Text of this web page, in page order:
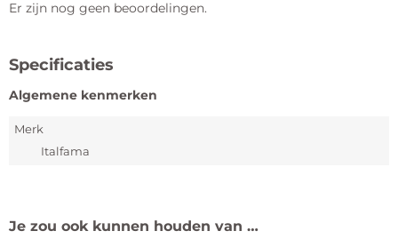
Er zijn nog geen beoordelingen.
Specificaties
Algemene kenmerken
Merk
Italfama
Je zou ook kunnen houden van …